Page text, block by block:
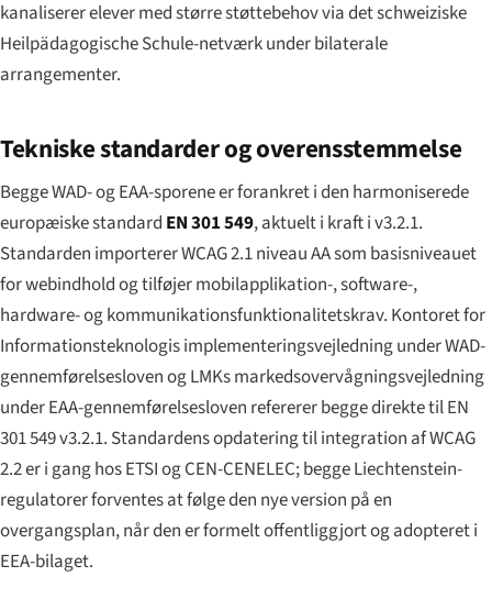
kanaliserer elever med større støttebehov via det schweiziske
Heilpädagogische Schule-netværk under bilaterale
arrangementer.
Tekniske standarder og overensstemmelse
Begge WAD- og EAA-sporene er forankret i den harmoniserede
europæiske standard EN 301 549, aktuelt i kraft i v3.2.1.
Standarden importerer WCAG 2.1 niveau AA som basisniveauet
for webindhold og tilføjer mobilapplikation-, software-,
hardware- og kommunikationsfunktionalitets­krav. Kontoret for
Informationsteknologis implementerings­vejledning under WAD-
gennemførel­sesloven og LMKs markedsovervågnings­vejledning
under EAA-gennemførel­sesloven refererer begge direkte til EN
301 549 v3.2.1. Standardens opdatering til integration af WCAG
2.2 er i gang hos ETSI og CEN-CENELEC; begge Liechtenstein-
regulatorer forventes at følge den nye version på en
overgangsplan, når den er formelt offentliggjort og adopteret i
EEA-bilaget.